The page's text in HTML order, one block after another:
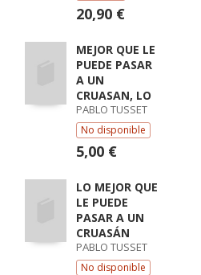
20,90 €
MEJOR QUE LE
PUEDE PASAR
A UN
CRUASAN, LO
PABLO TUSSET
No disponible
5,00 €
LO MEJOR QUE
LE PUEDE
PASAR A UN
CRUASÁN
PABLO TUSSET
No disponible